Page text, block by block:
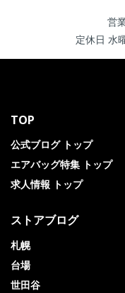
営
定休日 水
TOP
公式ブログ トップ
エアバッグ特集 トップ
求人情報 トップ
ストアブログ
札幌
台場
世田谷